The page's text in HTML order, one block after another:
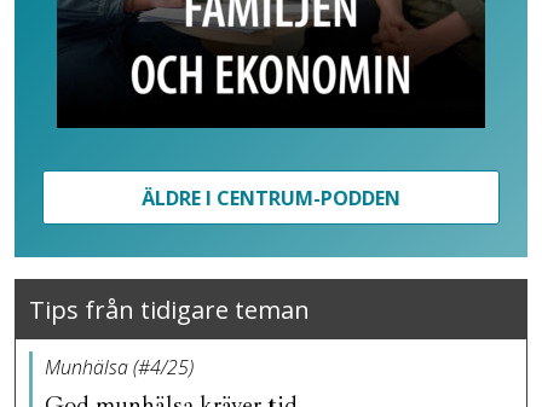
ÄLDRE I CENTRUM-PODDEN
Tips från tidigare teman
Munhälsa (#4/25)